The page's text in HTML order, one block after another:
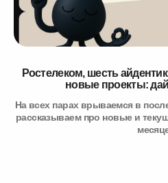
Ростелеком, шесть
новые проекты:
На всех парах врываемся в
рассказываем про новые и